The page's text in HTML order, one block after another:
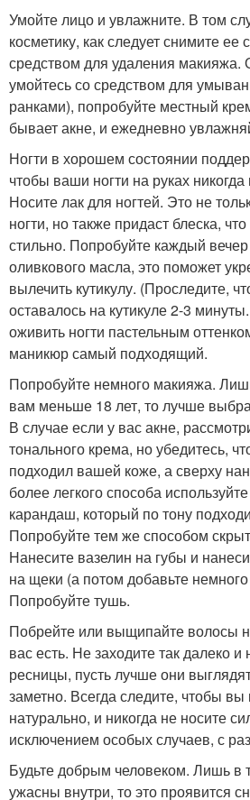
Умойте лицо и увлажните. В том
косметику, как следует снимите
средством для удаления макияжа.
умойтесь со средством для
ранками), попробуйте местный
бывает акне, и ежедневно
Ногти в хорошем состоянии
чтобы ваши ногти на руках
Носите лак для ногтей. Это не
ногти, но также придаст блеска,
стильно. Попробуйте каждый
оливкового масла, это поможет
вылечить кутикулу. (Проследите,
оставалось на кутикуле 2-3
оживить ногти пастельным
маникюр самый подходящий.
Попробуйте немного макияжа.
вам меньше 18 лет, то лучше
В случае если у вас акне,
тонального крема, но убедитесь,
подходил вашей коже, а сверху
более легкого способа
карандаш, который по тону
Попробуйте тем же способом
Нанесите вазелин на губы и
на щеки (а потом добавьте
Попробуйте тушь.
Побрейте или выщипайте волосы
вас есть. Не заходите так далеко
ресницы, пусть лучше они
заметно. Всегда следите, чтобы вы
натурально, и никогда не носите
исключением особых случаев, с
Будьте добрым человеком. Лишь в
ужасны внутри, то это проявится